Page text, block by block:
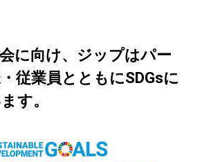
に向け、ジップはパー
従業員とともにSDGsに
す。